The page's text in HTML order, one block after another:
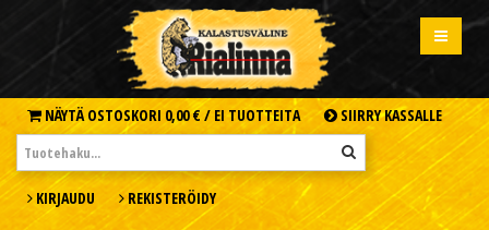
NÄYTÄ OSTOSKORI 0,00 € / EI TUOTTEITA SIIRRY KASSALLE
KIRJAUDU REKISTERÖIDY